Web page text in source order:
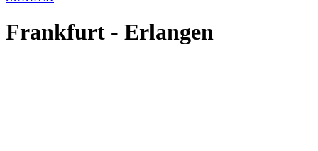
Frankfurt - Erlangen